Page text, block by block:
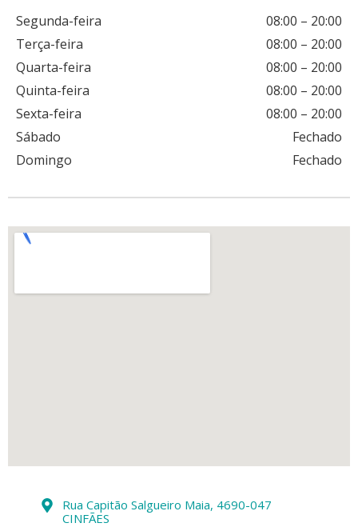
Segunda-feira 08:00 – 20:00
Terça-feira
08:00 – 20:00
Quarta-feira
08:00 – 20:00
Quinta-feira
08:00 – 20:00
Sexta-feira
08:00 – 20:00
Sábado
Fechado
Domingo
Fechado
Rua Capitão Salgueiro Maia, 4690-047
CINFÃES